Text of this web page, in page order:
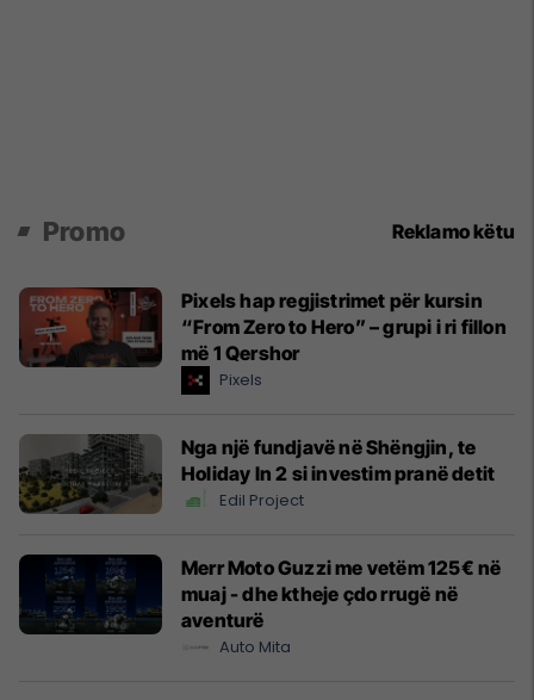
Promo Reklamo këtu
Pixels hap regjistrimet për kursin
“From Zero to Hero” – grupi i ri fillon
më 1 Qershor
Pixels
Nga një fundjavë në Shëngjin, te
Holiday In 2 si investim pranë detit
Edil Project
Merr Moto Guzzi me vetëm 125€ në
muaj - dhe ktheje çdo rrugë në
aventurë
Auto Mita